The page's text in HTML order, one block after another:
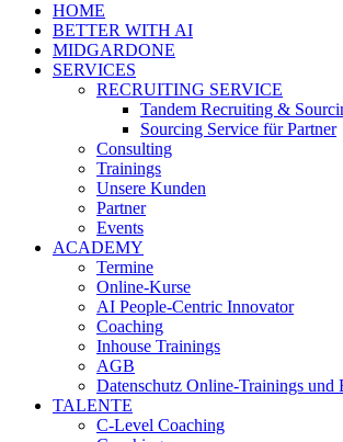
HOME
BETTER WITH AI
MIDGARDONE
SERVICES
RECRUITING SERVICE
Tandem Recruiting &
Sourcing Service für Partner
Consulting
Trainings
Unsere Kunden
Partner
Events
ACADEMY
Termine
Online-Kurse
AI People-Centric Innovator
Coaching
Inhouse Trainings
AGB
Datenschutz Online-Trainings und
TALENTE
C-Level Coaching